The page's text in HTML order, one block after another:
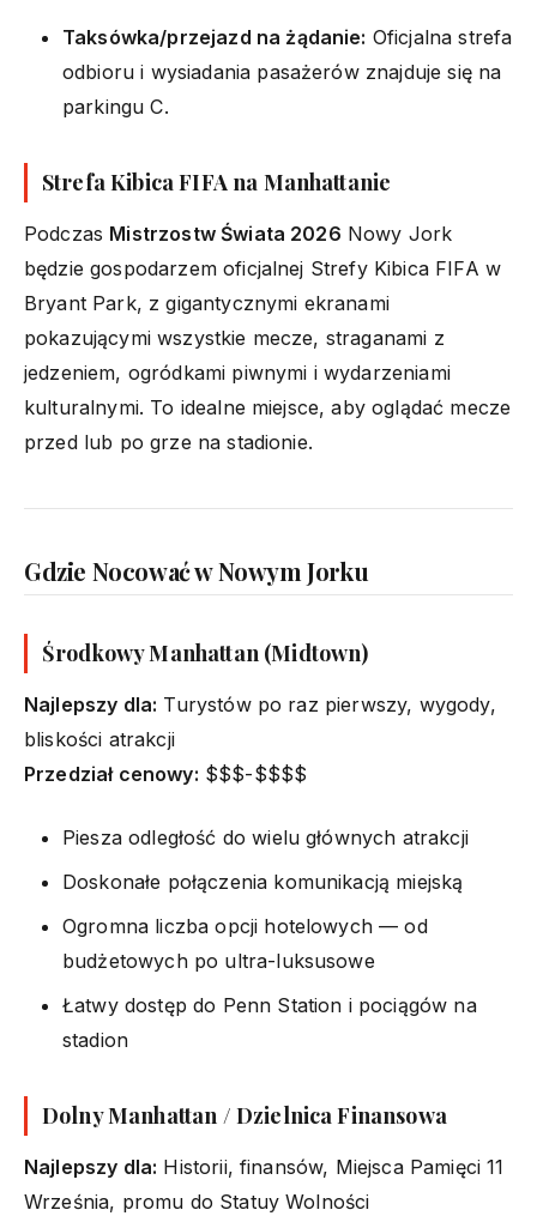
Taksówka/przejazd na żądanie: Oficjalna strefa
odbioru i wysiadania pasażerów znajduje się na
parkingu C.
Strefa Kibica FIFA na Manhattanie
Podczas Mistrzostw Świata 2026 Nowy Jork
będzie gospodarzem oficjalnej Strefy Kibica FIFA w
Bryant Park, z gigantycznymi ekranami
pokazującymi wszystkie mecze, straganami z
jedzeniem, ogródkami piwnymi i wydarzeniami
kulturalnymi. To idealne miejsce, aby oglądać mecze
przed lub po grze na stadionie.
Gdzie Nocować w Nowym Jorku
Środkowy Manhattan (Midtown)
Najlepszy dla: Turystów po raz pierwszy, wygody,
bliskości atrakcji
Przedział cenowy: $$$-$$$$
Piesza odległość do wielu głównych atrakcji
Doskonałe połączenia komunikacją miejską
Ogromna liczba opcji hotelowych — od
budżetowych po ultra-luksusowe
Łatwy dostęp do Penn Station i pociągów na
stadion
Dolny Manhattan / Dzielnica Finansowa
Najlepszy dla: Historii, finansów, Miejsca Pamięci 11
Września, promu do Statuy Wolności